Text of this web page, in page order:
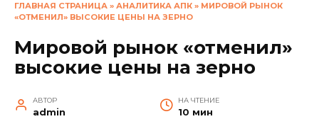
ГЛАВНАЯ СТРАНИЦА » АНАЛИТИКА АПК » МИРОВОЙ РЫНОК
«ОТМЕНИЛ» ВЫСОКИЕ ЦЕНЫ НА ЗЕРНО
Мировой рынок «отменил»
высокие цены на зерно
АВТОР
admin
НА ЧТЕНИЕ
10 мин